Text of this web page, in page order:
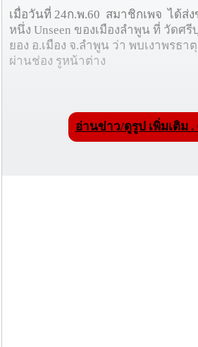
เมื่อวันที่ 24ก.พ.60 สมาชิกเพจ ได้ส่
หนึ่ง Unseen ของเมืองลำพูน ที่ วัดศ
ยอง อ.เมือง จ.ลำพูน ว่า พบเงาพรธ
ผ่านช่อง รูหน้าต่าง
อ่านข่าว/ดูรูป เพิ่มเติม